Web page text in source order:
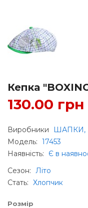
Кепка
130.00 грн
Виробники
ШАПКИ,
Модель: 17453
Наявність:
Є в
Сезон: Літо
Стать: Хлопчик
Розмір